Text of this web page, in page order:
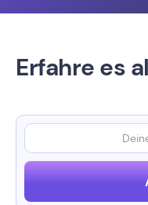
Erfahre es